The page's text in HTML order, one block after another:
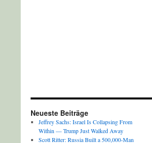
Neueste Beiträge
Jeffrey Sachs: Israel Is Collapsing From
Within — Trump Just Walked Away
Scott Ritter: Russia Built a 500,000-Man